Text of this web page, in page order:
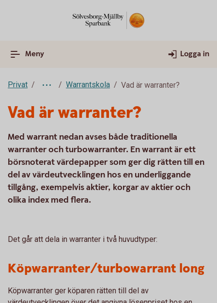
Meny Logga in
Privat Warrantskola Vad är warranter?
Vad är warranter?
Med warrant nedan avses både traditionella
warranter och turbowarranter. En warrant är ett
börsnoterat värdepapper som ger dig rätten till en
del av värdeutvecklingen hos en underliggande
tillgång, exempelvis aktier, korgar av aktier och
olika index med flera.
Det går att dela in warranter i två huvudtyper:
Köpwarranter/turbowarrant long
Köpwarranter ger köparen rätten till del av